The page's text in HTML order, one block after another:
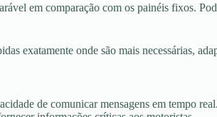
em comparação com os painéis fixos.
exatamente onde são mais necessárias,
de comunicar mensagens em tempo